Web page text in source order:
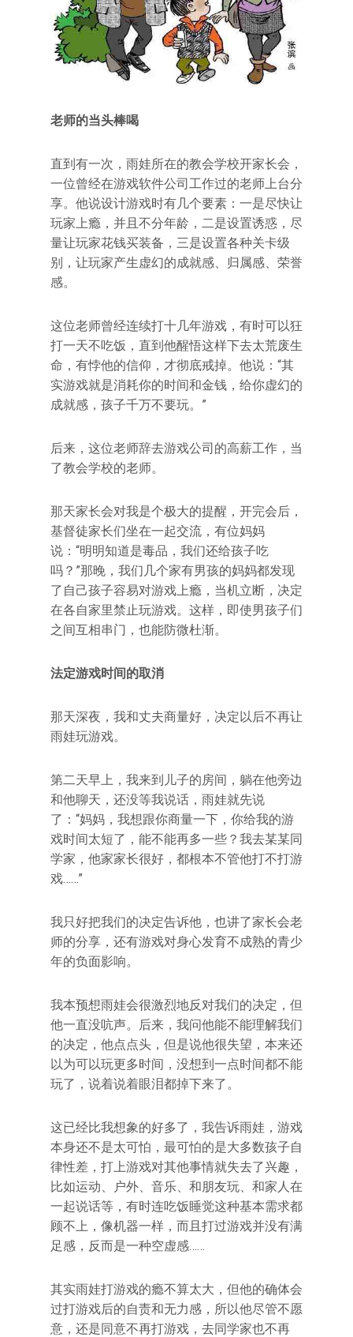
老师的当头棒喝
直到有一次，雨娃所在的教会学校开家长会，
一位曾经在游戏软件公司工作过的老师上台分
享。他说设计游戏时有几个要素：一是尽快让
玩家上瘾，并且不分年龄，二是设置诱惑，尽
量让玩家花钱买装备，三是设置各种关卡级
别，让玩家产生虚幻的成就感、归属感、荣誉
感。
这位老师曾经连续打十几年游戏，有时可以狂
打一天不吃饭，直到他醒悟这样下去太荒废生
命，有悖他的信仰，才彻底戒掉。他说：“其
实游戏就是消耗你的时间和金钱，给你虚幻的
成就感，孩子千万不要玩。”
后来，这位老师辞去游戏公司的高薪工作，当
了教会学校的老师。
那天家长会对我是个极大的提醒，开完会后，
基督徒家长们坐在一起交流，有位妈妈
说：“明明知道是毒品，我们还给孩子吃
吗？”那晚，我们几个家有男孩的妈妈都发现
了自己孩子容易对游戏上瘾，当机立断，决定
在各自家里禁止玩游戏。这样，即使男孩子们
之间互相串门，也能防微杜渐。
法定游戏时间的取消
那天深夜，我和丈夫商量好，决定以后不再让
雨娃玩游戏。
第二天早上，我来到儿子的房间，躺在他旁边
和他聊天，还没等我说话，雨娃就先说
了：“妈妈，我想跟你商量一下，你给我的游
戏时间太短了，能不能再多一些？我去某某同
学家，他家家长很好，都根本不管他打不打游
戏……”
我只好把我们的决定告诉他，也讲了家长会老
师的分享，还有游戏对身心发育不成熟的青少
年的负面影响。
我本预想雨娃会很激烈地反对我们的决定，但
他一直没吭声。后来，我问他能不能理解我们
的决定，他点点头，但是说他很失望，本来还
以为可以玩更多时间，没想到一点时间都不能
玩了，说着说着眼泪都掉下来了。
这已经比我想象的好多了，我告诉雨娃，游戏
本身还不是太可怕，最可怕的是大多数孩子自
律性差，打上游戏对其他事情就失去了兴趣，
比如运动、户外、音乐、和朋友玩、和家人在
一起说话等，有时连吃饭睡觉这种基本需求都
顾不上，像机器一样，而且打过游戏并没有满
足感，反而是一种空虚感……
其实雨娃打游戏的瘾不算太大，但他的确体会
过打游戏后的自责和无力感，所以他尽管不愿
意，还是同意不再打游戏，去同学家也不再